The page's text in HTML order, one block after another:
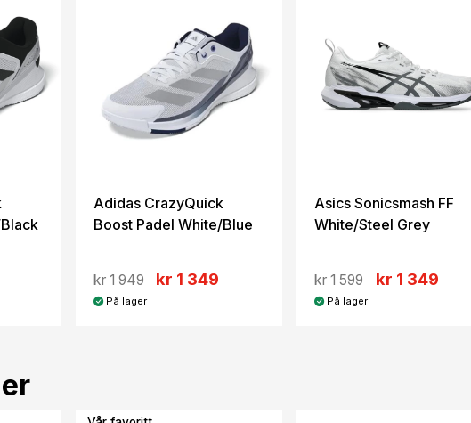
Adidas CrazyQuick
Boost Padel White/Blue
kr 1 949 kr 1 349
På lager
Asics Sonicsmash FF
White/Steel Grey
kr 1 599 kr 1 349
På lager